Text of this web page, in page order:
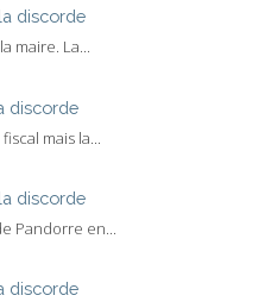
discorde
maire. La...
discorde
mais la...
discorde
Pandorre en...
discorde